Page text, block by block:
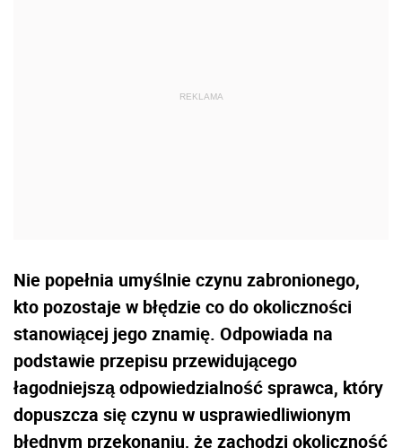
Nie popełnia umyślnie czynu zabronionego,
kto pozostaje w błędzie co do okoliczności
stanowiącej jego znamię. Odpowiada na
podstawie przepisu przewidującego
łagodniejszą odpowiedzialność sprawca, który
dopuszcza się czynu w usprawiedliwionym
błędnym przekonaniu, że zachodzi okoliczność